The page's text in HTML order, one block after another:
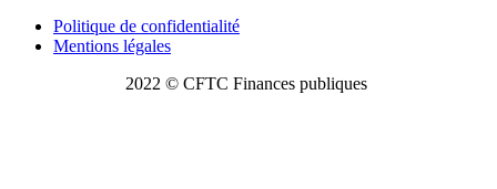
Politique de confidentialité
Mentions légales
2022 © CFTC Finances publiques